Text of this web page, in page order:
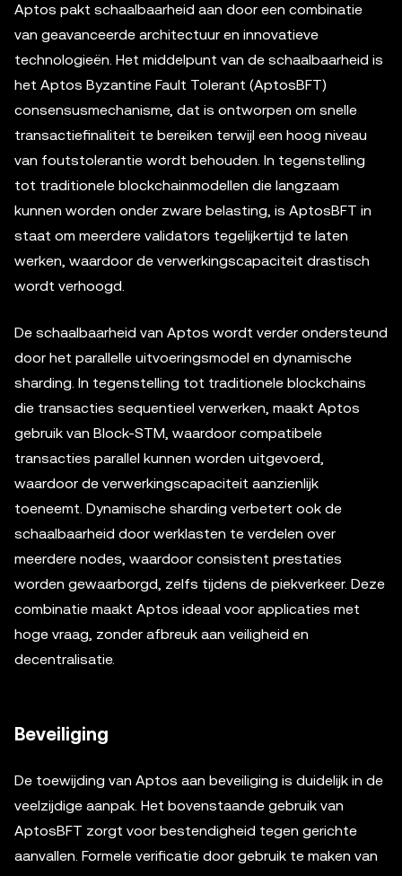
Aptos pakt schaalbaarheid aan door een combinatie
van geavanceerde architectuur en innovatieve
technologieën. Het middelpunt van de schaalbaarheid is
het Aptos Byzantine Fault Tolerant (AptosBFT)
consensusmechanisme, dat is ontworpen om snelle
transactiefinaliteit te bereiken terwijl een hoog niveau
van foutstolerantie wordt behouden. In tegenstelling
tot traditionele blockchainmodellen die langzaam
kunnen worden onder zware belasting, is AptosBFT in
staat om meerdere validators tegelijkertijd te laten
werken, waardoor de verwerkingscapaciteit drastisch
wordt verhoogd.
De schaalbaarheid van Aptos wordt verder ondersteund
door het parallelle uitvoeringsmodel en dynamische
sharding. In tegenstelling tot traditionele blockchains
die transacties sequentieel verwerken, maakt Aptos
gebruik van Block-STM, waardoor compatibele
transacties parallel kunnen worden uitgevoerd,
waardoor de verwerkingscapaciteit aanzienlijk
toeneemt. Dynamische sharding verbetert ook de
schaalbaarheid door werklasten te verdelen over
meerdere nodes, waardoor consistent prestaties
worden gewaarborgd, zelfs tijdens de piekverkeer. Deze
combinatie maakt Aptos ideaal voor applicaties met
hoge vraag, zonder afbreuk aan veiligheid en
decentralisatie.
Beveiliging
De toewijding van Aptos aan beveiliging is duidelijk in de
veelzijdige aanpak. Het bovenstaande gebruik van
AptosBFT zorgt voor bestendigheid tegen gerichte
aanvallen. Formele verificatie door gebruik te maken van